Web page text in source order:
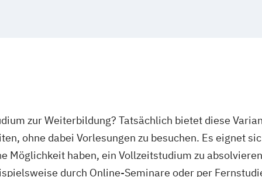
zur Weiterbildung? Tatsächlich bietet diese
ohne dabei Vorlesungen zu besuchen. Es eignet
Möglichkeit haben, ein Vollzeitstudium zu
durch Online-Seminare oder per